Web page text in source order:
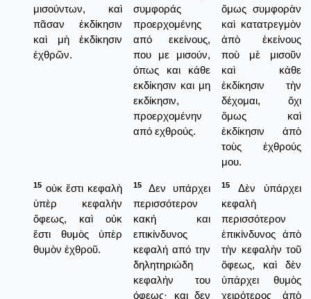
μισούντων, καὶ
πᾶσαν ἐκδίκησιν
καὶ μὴ ἐκδίκησιν
ἐχθρῶν.
συμφοράς
προερχομένης
από εκείνους,
που με μισούν,
όπως και κάθε
εκδίκησιν και μη
εκδίκησιν,
προερχομένην
από εχθρούς.
ὅμως συμφορὰν
καὶ κατατρεγμὸν
ἀπὸ ἐκείνους
ποὺ μὲ μισοῦν
καὶ κάθε
ἐκδίκησιν τὴν
δέχομαι, ὄχι
ὅμως καὶ
ἐκδίκησιν ἀπὸ
τοὺς ἐχθρούς
μου.
15 οὐκ ἔστι κεφαλὴ
ὑπὲρ κεφαλὴν
ὄφεως, καὶ οὐκ
ἔστι θυμὸς ὑπὲρ
θυμὸν ἐχθροῦ.
15
Δεν υπάρχει
περισσότερον
κακή και
επικίνδυνος
κεφαλή από την
δηλητηριώδη
κεφαλήν του
όφεως· και δεν
15
Δὲν ὑπάρχει
κεφαλὴ
περισσότερον
ἐπικίνδυνος ἀπὸ
τὴν κεφαλὴν τοῦ
ὄφεως, καὶ δὲν
ὑπάρχει θυμὸς
χειρότερος ἀπὸ